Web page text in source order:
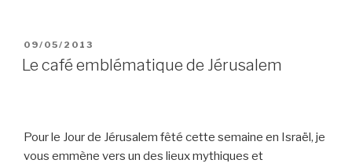
POSTED
ON
09/05/2013
Le café emblématique de Jérusalem
Pour le Jour de Jérusalem fêté cette semaine en Israël, je
vous emmène vers un des lieux mythiques et